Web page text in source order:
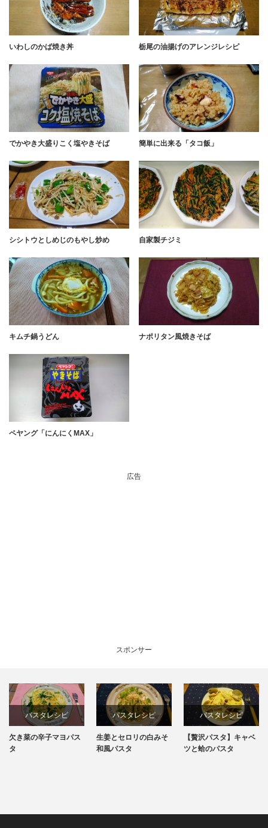
いわしのかば焼き丼 栃尾の油揚げのアレンジレシピ
でかやき大盛りこく塩やきそば 簡単に出来る「タコ飯」
シシトウとしめじのもやし炒め 自家製チジミ
キムチ鍋うどん ナポリタン風焼きそば
ペヤング「にんにくMAX」
広告
スポンサー
パスタレシピ
欠き菜の辛子マヨパス
タ
パスタレシピ
生姜とセロリの白みそ
和風パスタ
パスタレシピ
料理レシピ
【贅沢パスタ】キャベ
ツと蛤のパスタ